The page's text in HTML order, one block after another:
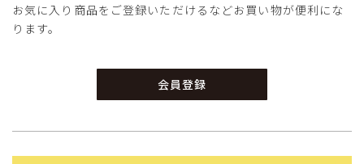
お気に入り商品をご登録いただけるなどお買い物が便利にな
ります。
会員登録